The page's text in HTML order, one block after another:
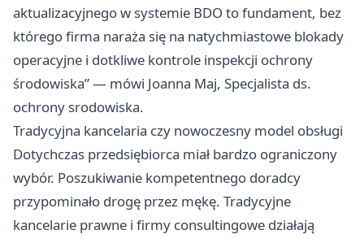
aktualizacyjnego w systemie BDO to fundament, bez
którego firma naraża się na natychmiastowe blokady
operacyjne i dotkliwe kontrole inspekcji ochrony
środowiska” — mówi Joanna Maj, Specjalista ds.
ochrony srodowiska.
Tradycyjna kancelaria czy nowoczesny model obsługi
Dotychczas przedsiębiorca miał bardzo ograniczony
wybór. Poszukiwanie kompetentnego doradcy
przypominało drogę przez mękę. Tradycyjne
kancelarie prawne i firmy consultingowe działają